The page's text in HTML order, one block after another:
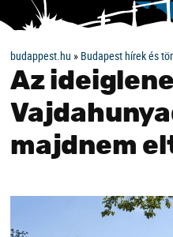
budappest.hu » Budapest hírek és
Az
majdnem